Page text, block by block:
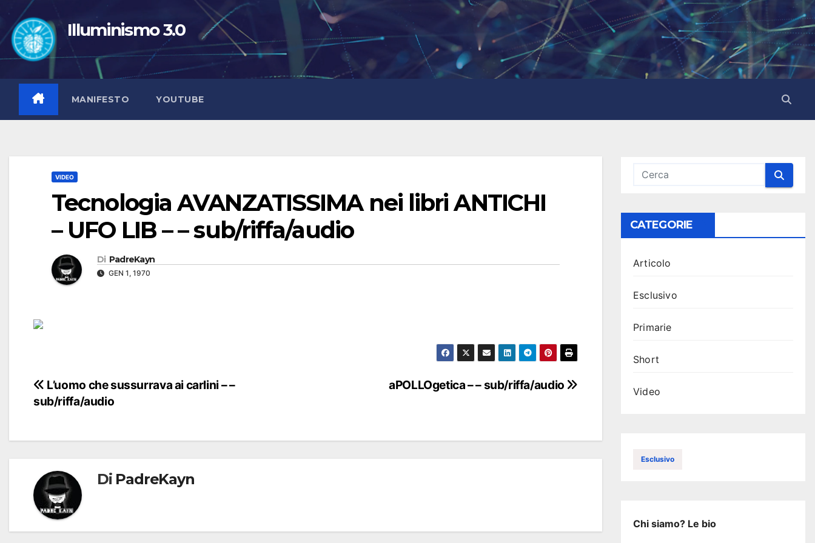
contenuto
Illuminismo 3.0
MANIFESTO YOUTUBE
VIDEO
Tecnologia AVANZATISSIMA nei libri ANTICHI
– UFO LIB – – sub/riffa/audio
Di PadreKayn
GEN 1, 1970
Navigazione
articoli
aPOLLOgetica – – sub/riffa/audio
L’uomo che sussurrava ai carlini – –
sub/riffa/audio
Di PadreKayn
CATEGORIE
Articolo
Esclusivo
Primarie
Short
Video
Esclusivo
Chi siamo? Le bio